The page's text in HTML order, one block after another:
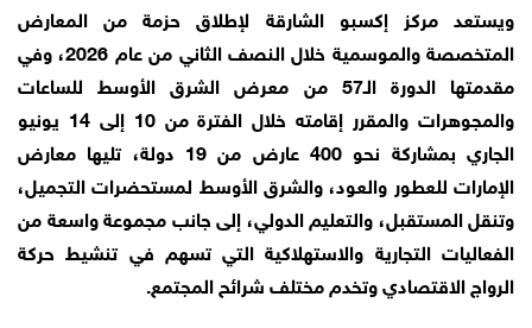
ويستعد مركز إكسبو الشارقة لإطلاق حزمة من المعارض
المتخصصة والموسمية خلال النصف الثاني من عام 2026، وفي
مقدمتها الدورة الـ57 من معرض الشرق الأوسط للساعات
والمجوهرات والمقرر إقامته خلال الفترة من 10 إلى 14 يونيو
الجاري بمشاركة نحو 400 عارض من 19 دولة، تليها معارض
الإمارات للعطور والعود، والشرق الأوسط لمستحضرات التجميل،
وتنقل المستقبل، والتعليم الدولي، إلى جانب مجموعة واسعة من
الفعاليات التجارية والاستهلاكية التي تسهم في تنشيط حركة
الرواج الاقتصادي وتخدم مختلف شرائح المجتمع.